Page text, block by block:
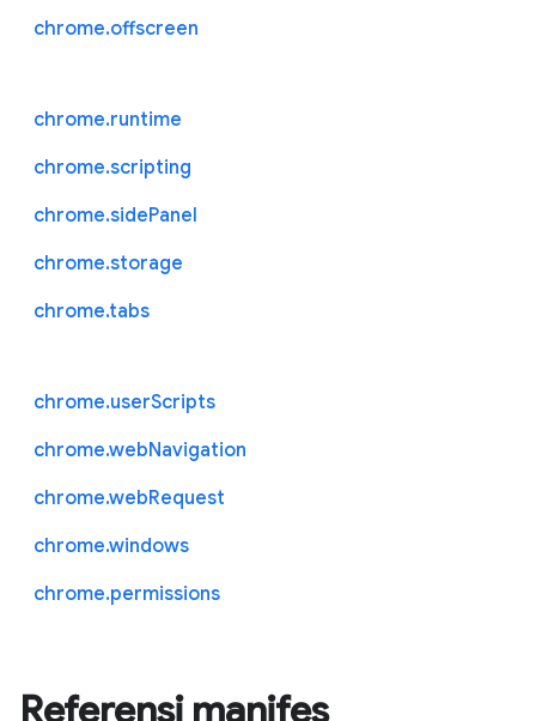
chrome.offscreen
chrome.runtime
chrome.scripting
chrome.sidePanel
chrome.storage
chrome.tabs
chrome.userScripts
chrome.webNavigation
chrome.webRequest
chrome.windows
chrome.permissions
Referensi manifes